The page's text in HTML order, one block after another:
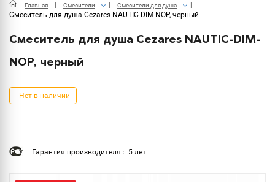
Главная Смесители Смесители для душа
Смеситель для душа Cezares NAUTIC-DIM-NOP, черный
Смеситель для душа Cezares NAUTIC-DIM-
NOP, черный
Нет в наличии
Гарантия производителя : 5 лет